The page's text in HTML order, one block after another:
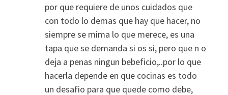
por que requiere de unos cuidados que
con todo lo demas que hay que hacer, no
siempre se mima lo que merece, es una
tapa que se demanda si os si, pero que n o
deja a penas ningun bebeficio,..por lo que
hacerla depende en que cocinas es todo
un desafio para que quede como debe,